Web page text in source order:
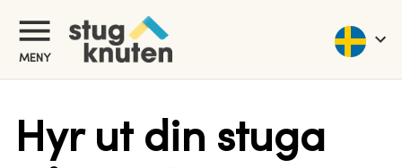
MENY
Hyr ut din stuga